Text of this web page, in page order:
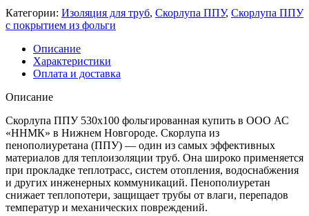
Категории: Изоляция для труб, Скорлупа ППУ, Скорлупа ППУ
с покрытием из фольги
Описание
Характеристики
Оплата и доставка
Описание
Скорлупа ППУ 530х100 фольгированная купить в ООО АС
«ННМК» в Нижнем Новгороде. Скорлупа из
пенополиуретана (ППУ) — один из самых эффективных
материалов для теплоизоляции труб. Она широко применяется
при прокладке теплотрасс, систем отопления, водоснабжения
и других инженерных коммуникаций. Пенополиуретан
снижает теплопотери, защищает трубы от влаги, перепадов
температур и механических повреждений.